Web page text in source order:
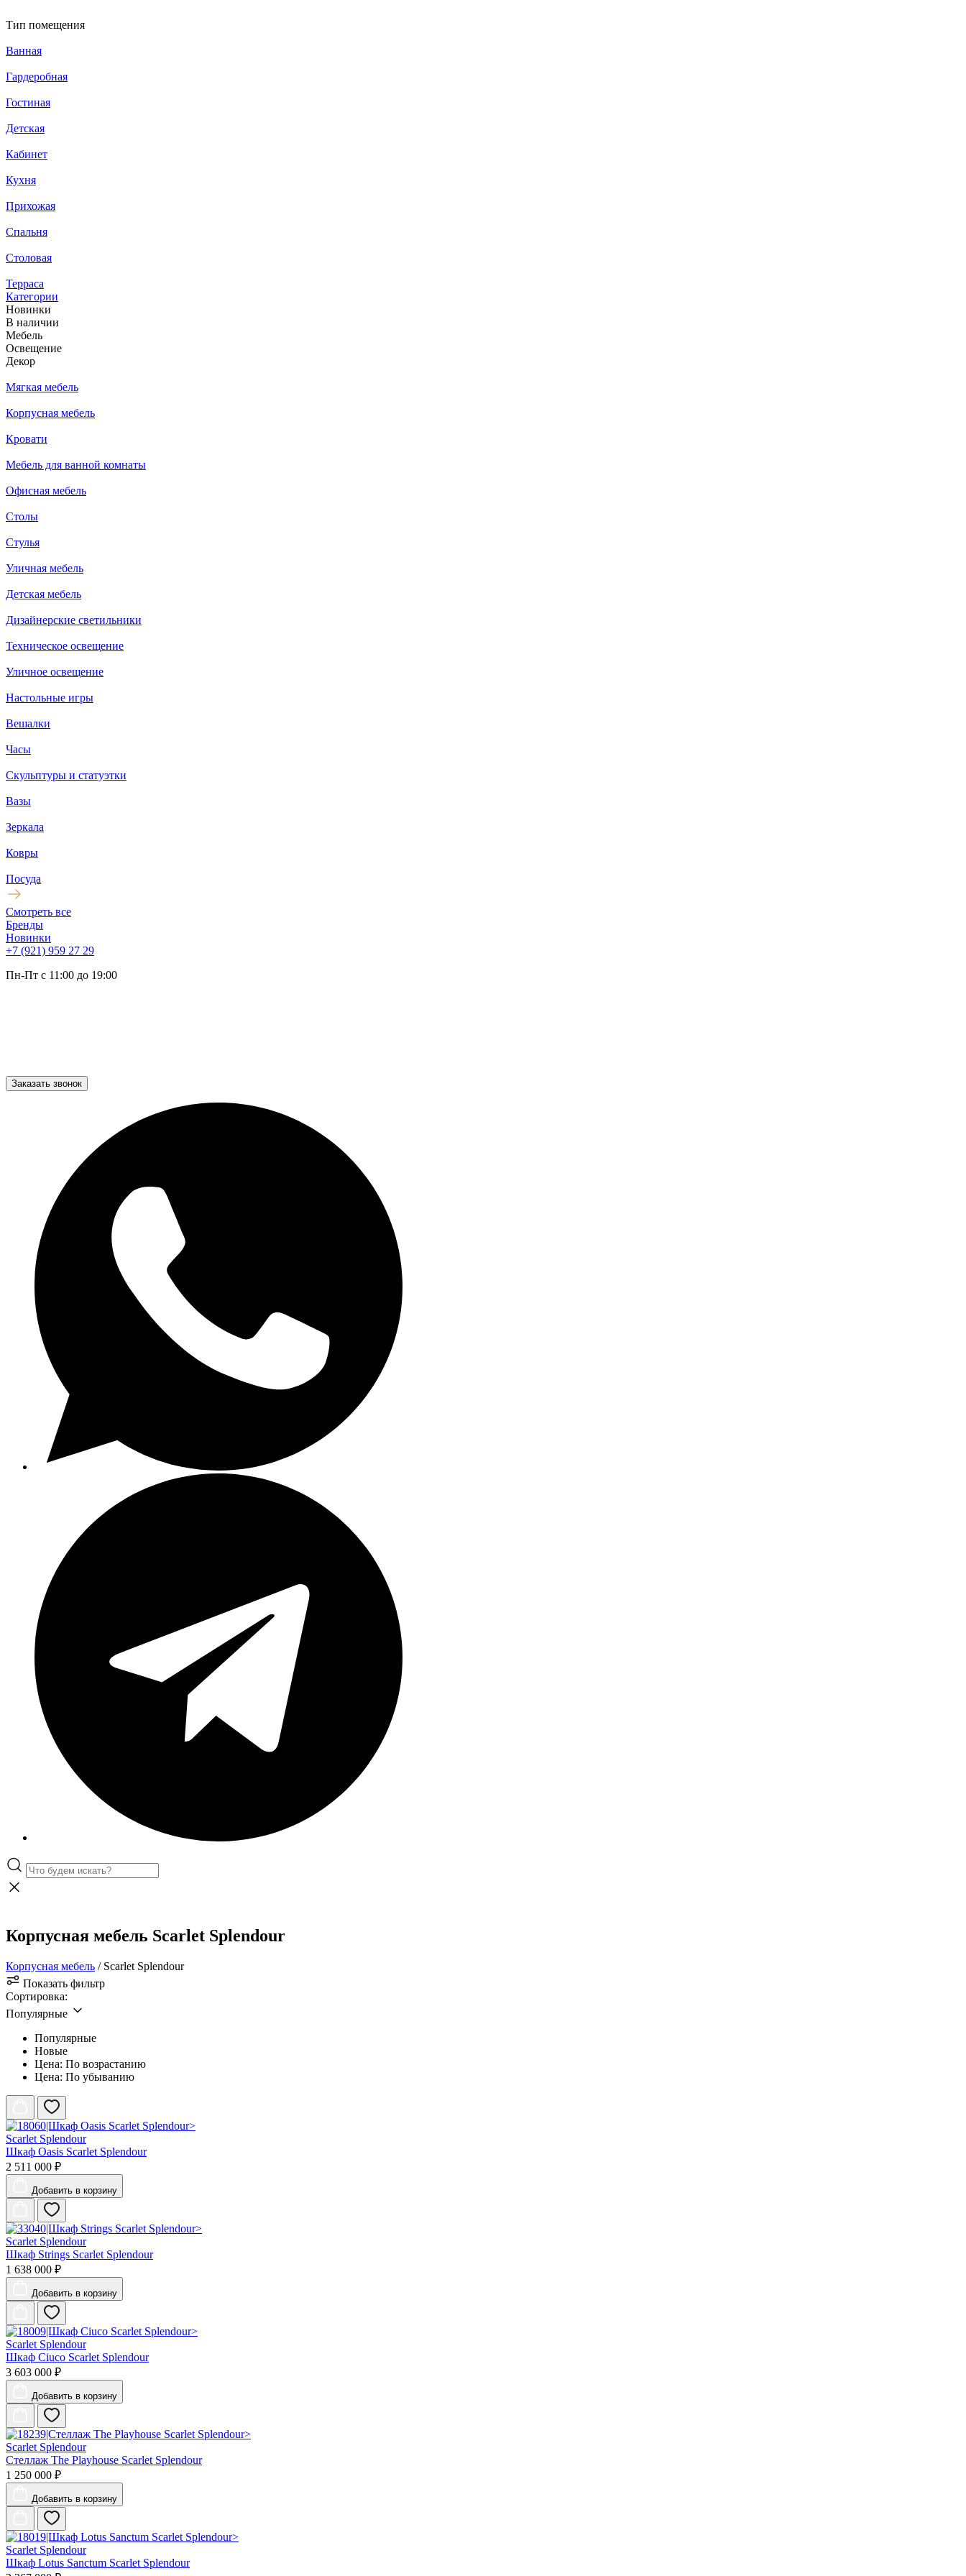
Тип помещения
Ванная
Гардеробная
Гостиная
Детская
Кабинет
Кухня
Прихожая
Спальня
Столовая
Терраса
Категории
Новинки
В наличии
Мебель
Освещение
Декор
Мягкая мебель
Корпусная мебель
Кровати
Мебель для ванной комнаты
Офисная мебель
Столы
Стулья
Уличная мебель
Детская мебель
Дизайнерские светильники
Техническое освещение
Уличное освещение
Настольные игры
Вешалки
Часы
Скульптуры и статуэтки
Вазы
Зеркала
Ковры
Посуда
Смотреть все
Бренды
Новинки
+7 (921) 959 27 29
Пн-Пт с 11:00 до 19:00
Заказать звонок
Корпусная мебель Scarlet Splendour
Корпусная мебель / Scarlet Splendour
Показать фильтр
Сортировка:
Популярные
Популярные
Новые
Цена: По возрастанию
Цена: По убыванию
Scarlet Splendour
Шкаф Oasis Scarlet Splendour
2 511 000 ₽
Добавить в корзину
Scarlet Splendour
Шкаф Strings Scarlet Splendour
1 638 000 ₽
Добавить в корзину
Scarlet Splendour
Шкаф Ciuco Scarlet Splendour
3 603 000 ₽
Добавить в корзину
Scarlet Splendour
Стеллаж The Playhouse Scarlet Splendour
1 250 000 ₽
Добавить в корзину
Scarlet Splendour
Шкаф Lotus Sanctum Scarlet Splendour